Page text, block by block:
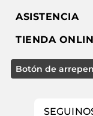
ASISTENCIA
TIENDA